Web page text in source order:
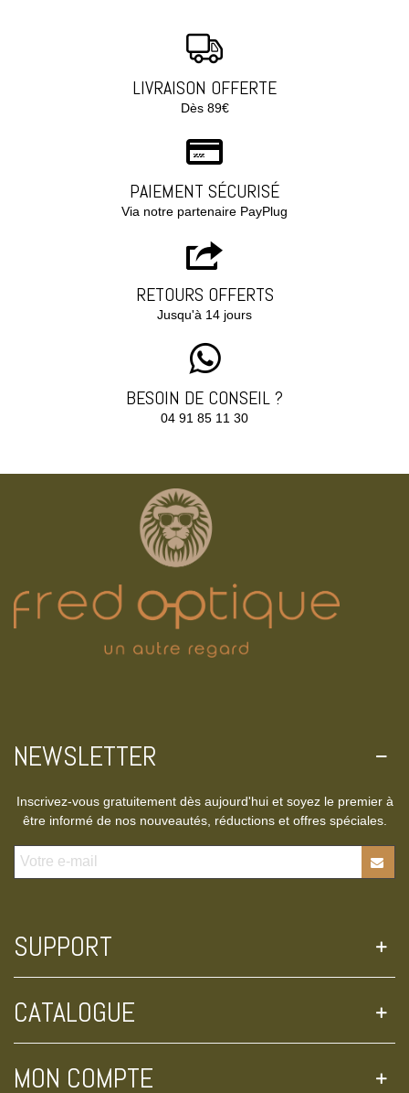
LIVRAISON OFFERTE
Dès 89€
PAIEMENT SÉCURISÉ
Via notre partenaire PayPlug
RETOURS OFFERTS
Jusqu'à 14 jours
BESOIN DE CONSEIL ?
04 91 85 11 30‬
NEWSLETTER
Inscrivez-vous gratuitement dès aujourd'hui et soyez le premier à
être informé de nos nouveautés, réductions et offres spéciales.
SUPPORT
CATALOGUE
MON COMPTE